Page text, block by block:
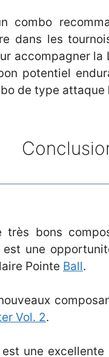
combo
dans les
accompagner la
potentiel
de type attaque
très bons
une
Pointe Ball.
Vol. 2.
une